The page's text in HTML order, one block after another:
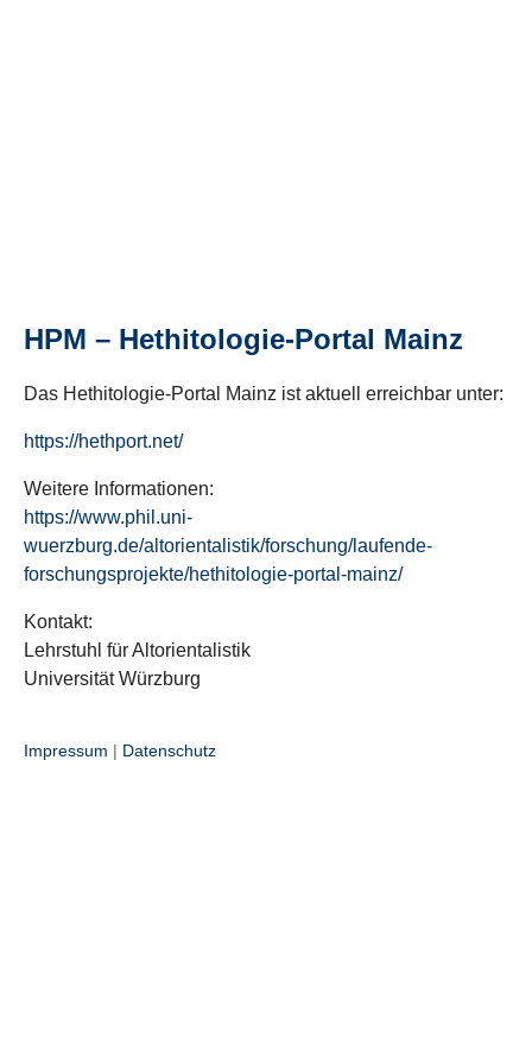
HPM – Hethitologie-Portal Mainz
Das Hethitologie-Portal Mainz ist aktuell erreichbar unter:
https://hethport.net/
Weitere Informationen:
https://www.phil.uni-
wuerzburg.de/altorientalistik/forschung/laufende-
forschungsprojekte/hethitologie-portal-mainz/
Kontakt:
Lehrstuhl für Altorientalistik
Universität Würzburg
Impressum | Datenschutz